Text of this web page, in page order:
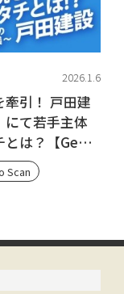
2026.1.6
引！ 戸田建
にて若手主体
とは？【Geo
Scan